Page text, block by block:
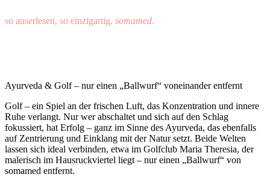
so auserlesen, so einzigartig, somamed.
Ayurveda & Golf – nur einen „Ballwurf“ voneinander entfernt
Golf – ein Spiel an der frischen Luft, das Konzentration und innere
Ruhe verlangt. Nur wer abschaltet und sich auf den Schlag
fokussiert, hat Erfolg – ganz im Sinne des Ayurveda, das ebenfalls
auf Zentrierung und Einklang mit der Natur setzt. Beide Welten
lassen sich ideal verbinden, etwa im Golfclub Maria Theresia, der
malerisch im Hausruckviertel liegt – nur einen „Ballwurf“ von
somamed entfernt.